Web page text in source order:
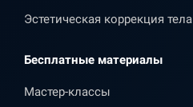
Эстетическая коррекция тела
Бесплатные материалы
Мастер-классы